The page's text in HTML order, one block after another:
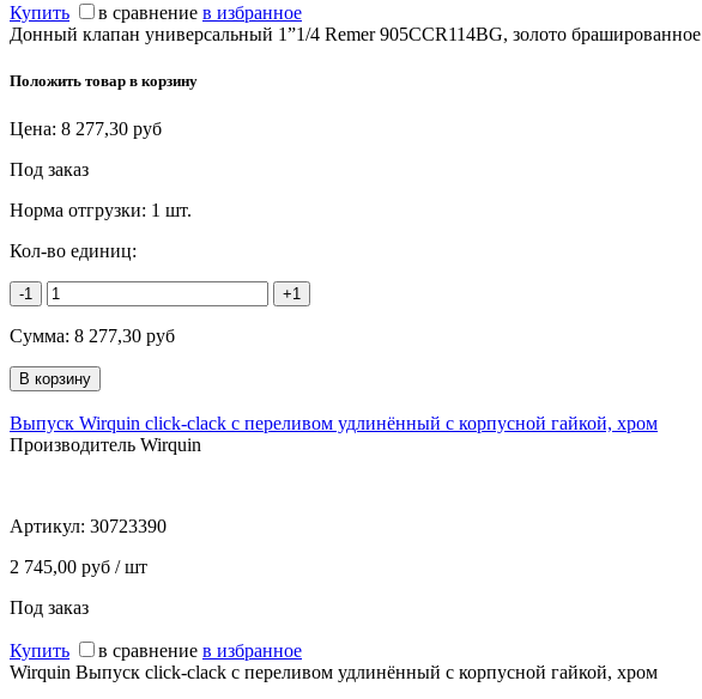
Купить в сравнение в избранное
Донный клапан универсальный 1”1/4 Remer 905CCR114BG, золото брашированное
Положить товар в корзину
Цена: 8 277,30 руб
Под заказ
Норма отгрузки: 1 шт.
Кол-во единиц:
-1 +1
Сумма: 8 277,30 руб
Выпуск Wirquin click-clack с переливом удлинённый с корпусной гайкой, хром
Производитель Wirquin
Артикул: 30723390
2 745,00 руб / шт
Под заказ
Купить в сравнение в избранное
Wirquin Выпуск click-clack с переливом удлинённый с корпусной гайкой, хром